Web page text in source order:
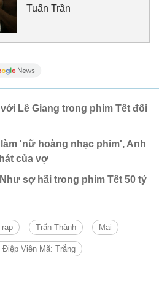
Tuấn Trần
Lê Giang trong phim Tết đối
'nữ hoàng nhạc phim', Anh
của vợ
sợ hãi trong phim Tết 50 tỷ
rạp Trấn Thành Mai
Viên Mã: Trắng